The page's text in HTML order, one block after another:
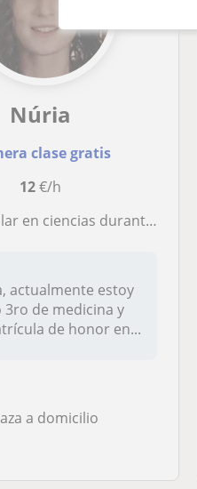
Núria
clase gratis
12€/h
verano (matemáticas, biología, química, física) de primaria a bachillerato
actualmente estoy
3ro de medicina y
de honor en...
a domicilio